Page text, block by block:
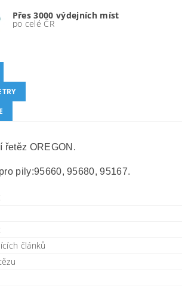
Přes 3000 výdejních míst
po celé ČR
řetěz OREGON.
pily:95660, 95680, 95167.
článků